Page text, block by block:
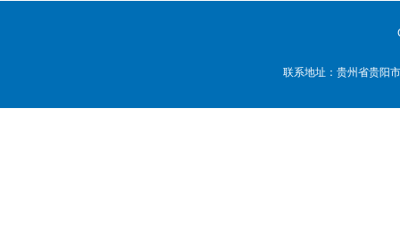
联系地址：贵州省贵阳